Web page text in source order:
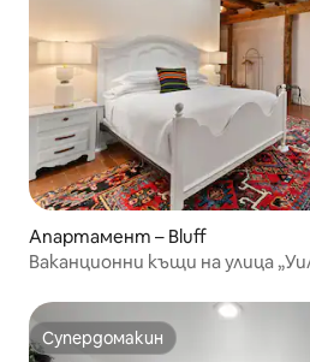
Апартамент – Bluff
Ваканционни къщи на улица
Супердомакин
Супердомакин